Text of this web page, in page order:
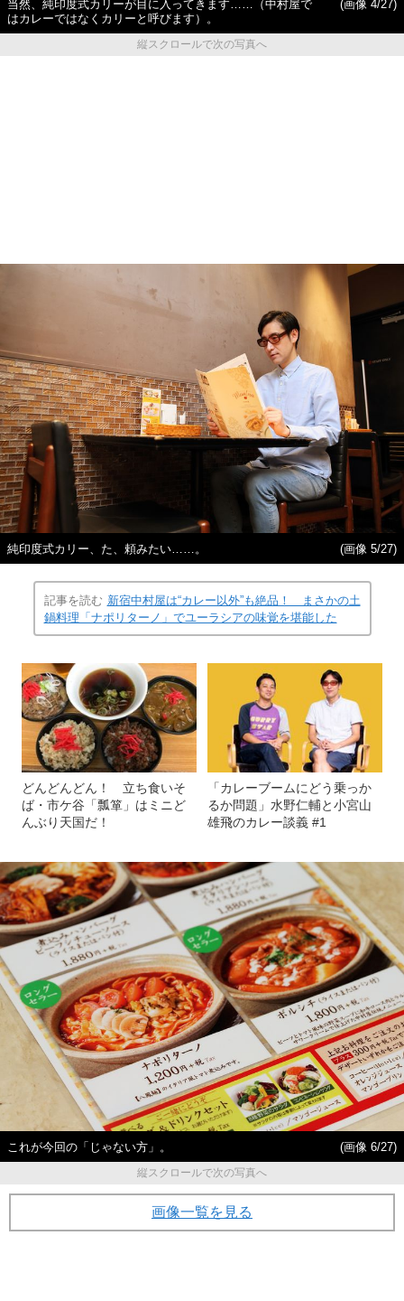
当然、純印度式カリーが目に入ってきます……（中村屋で
はカレーではなくカリーと呼びます）。
(画像 4/27)
縦スクロールで次の写真へ
純印度式カリー、た、頼みたい……。 (画像 5/27)
記事を読む 新宿中村屋は“カレー以外”も絶品！ まさかの土
鍋料理「ナポリターノ」でユーラシアの味覚を堪能した
どんどんどん！ 立ち食いそ
ば・市ケ谷「瓢箪」はミニど
んぶり天国だ！
「カレーブームにどう乗っか
るか問題」水野仁輔と小宮山
雄飛のカレー談義 #1
これが今回の「じゃない方」。
(画像 6/27)
縦スクロールで次の写真へ
画像一覧を見る